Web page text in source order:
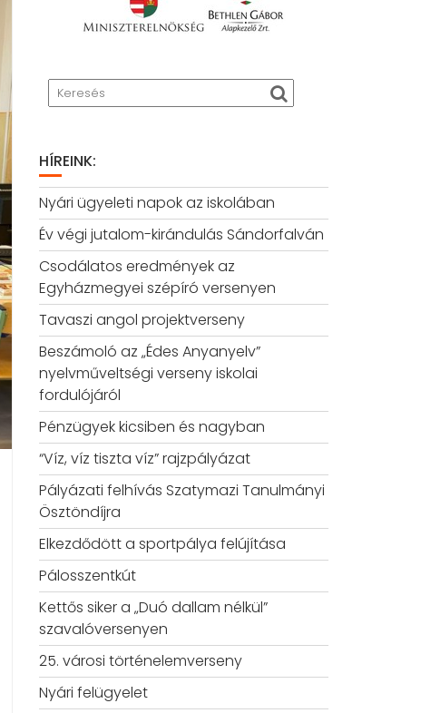
HÍREINK:
Nyári ügyeleti napok az iskolában
Év végi jutalom-kirándulás Sándorfalván
Csodálatos eredmények az
Egyházmegyei szépíró versenyen
Tavaszi angol projektverseny
Beszámoló az „Édes Anyanyelv”
nyelvműveltségi verseny iskolai
fordulójáról
Pénzügyek kicsiben és nagyban
“Víz, víz tiszta víz” rajzpályázat
Pályázati felhívás Szatymazi Tanulmányi
Ösztöndíjra
Elkezdődött a sportpálya felújítása
Pálosszentkút
Kettős siker a „Duó dallam nélkül”
szavalóversenyen
25. városi történelemverseny
Nyári felügyelet